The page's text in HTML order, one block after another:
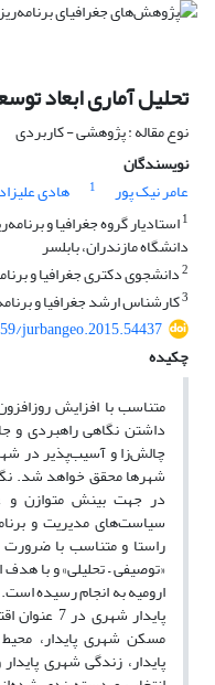
تحلیل آماری ابعاد
نوع مقاله : پژوهشی - کاربردی
نویسندگان
عامر نیک پور
1 هادی
1استادیار گروه جغرافیا و
دانشگاه مازندران، بابلسر
2دانشجوی دکتری جغرافیا و
3کارشناس ارشد جغرافیا و
jurbangeo.2015.54437
چکیده
متناسب با افزایش
داشتن نگاهی راهبردی و
چالش‌زا و آسیب‌پذیر در
شهرها محقق خواهد شد.
در جهت بینش متوازن و
سیاست‌های مدیریت و
راستا و متناسب با
«توصیفی – تحلیلی» و با
ارومیه به انجام رسیده
پایدار
مسکن شهری پایدار،